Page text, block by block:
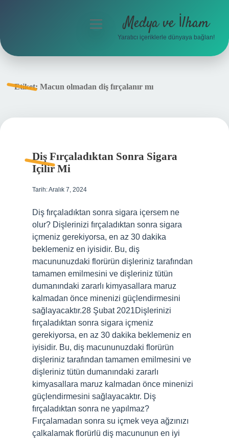
menüyü
Medya ve İlham
Yaratıcı içeriklerle dünyaya bağlan!
Etiket: Macun olmadan diş fırçalanır mı
Diş Fırçaladıktan Sonra Sigara
Içilir Mi
Tarih: Aralık 7, 2024
Diş fırçaladıktan sonra sigara içersem ne
olur? Dişlerinizi fırçaladıktan sonra sigara
içmeniz gerekiyorsa, en az 30 dakika
beklemeniz en iyisidir. Bu, diş
macununuzdaki florürün dişleriniz tarafından
tamamen emilmesini ve dişleriniz tütün
dumanındaki zararlı kimyasallara maruz
kalmadan önce minenizi güçlendirmesini
sağlayacaktır.28 Şubat 2021Dişlerinizi
fırçaladıktan sonra sigara içmeniz
gerekiyorsa, en az 30 dakika beklemeniz en
iyisidir. Bu, diş macununuzdaki florürün
dişleriniz tarafından tamamen emilmesini ve
dişleriniz tütün dumanındaki zararlı
kimyasallara maruz kalmadan önce minenizi
güçlendirmesini sağlayacaktır. Diş
fırçaladıktan sonra ne yapılmaz?
Fırçalamadan sonra su içmek veya ağzınızı
çalkalamak florürlü diş macununun en iyi